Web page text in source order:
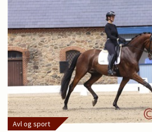
Avl og sport